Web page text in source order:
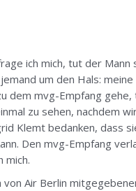
ich mich, tut der Mann
um den Hals: meine
dem mvg-Empfang
zu sehen, nachdem
Klemt bedanken, dass
Den mvg-Empfang
mich.
Air Berlin